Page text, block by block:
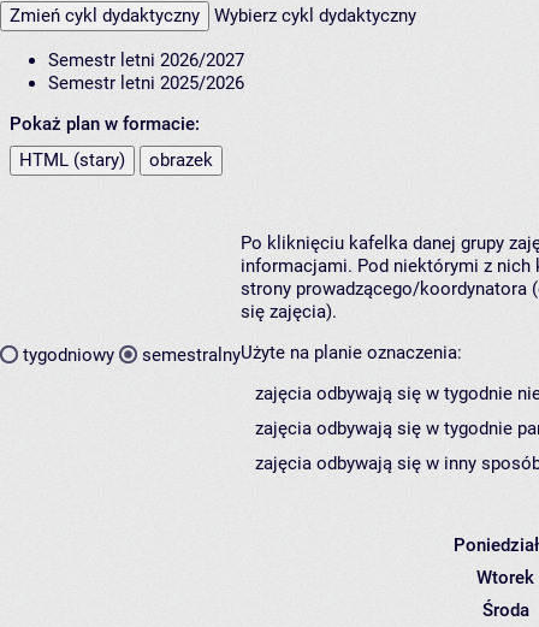
Zmień cykl dydaktyczny Wybierz cykl dydaktyczny
Semestr letni 2026/2027
Semestr letni 2025/2026
Pokaż plan w formacie:
HTML (stary)
obrazek
tygodniowy semestralny
Po kliknięciu kafelka danej grupy
informacjami. Pod niektórymi z nich
strony prowadzącego/koordynatora
się zajęcia).
Użyte na planie oznaczenia:
zajęcia odbywają się w tygodnie
zajęcia odbywają się w tygodnie
zajęcia odbywają się w inny
Wtorek
Środa